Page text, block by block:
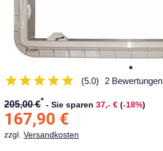
(5.0) 2 Bewertungen
205,00 €* - Sie sparen 37,- € (-18%)
167,90 €
zzgl. Versandkosten